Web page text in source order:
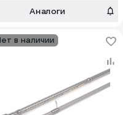
2.38 м, 5-25 г NP-CJUG-
Аналоги
в наличии